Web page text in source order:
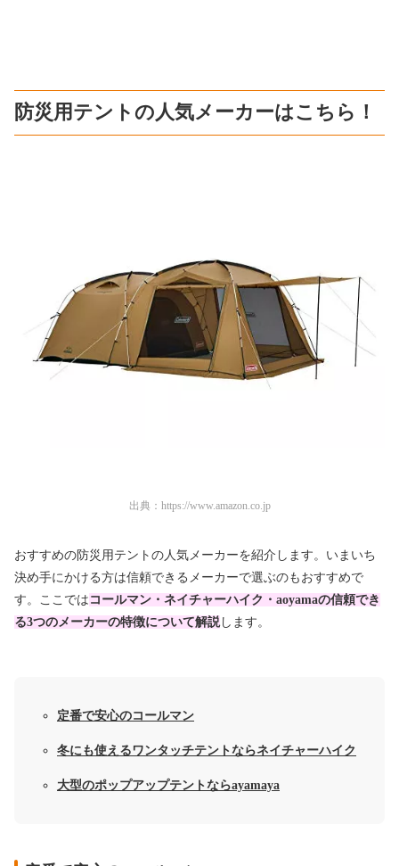
防災用テントの人気メーカーはこちら！
出典： https://www.amazon.co.jp
おすすめの防災用テントの人気メーカーを紹介します。いまいち
決め手にかける方は信頼できるメーカーで選ぶのもおすすめで
す。ここでは コールマン・ネイチャーハイク・aoyamaの信頼でき
る3つのメーカーの特徴について解説 します。
定番で安心のコールマン
冬にも使えるワンタッチテントならネイチャーハイク
大型のポップアップテントならayamaya